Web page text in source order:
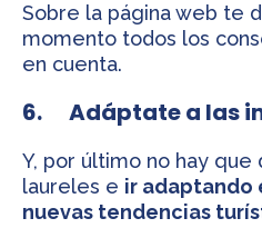
Sobre la página web te
momento todos los
en cuenta.
6. Adáptate a las
Y, por último no hay que
laureles e ir adaptando
nuevas tendencias